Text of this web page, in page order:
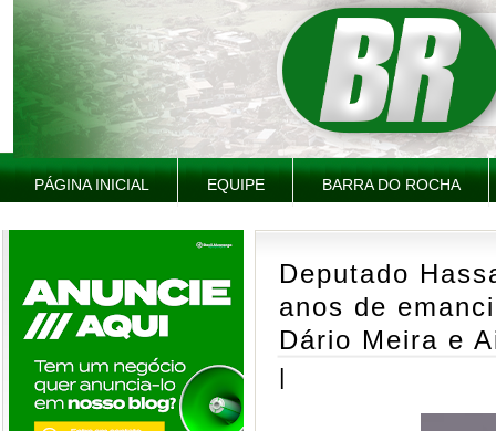
PÁGINA INICIAL EQUIPE BARRA DO ROCHA
Deputado
anos de
Dário Meira e
|